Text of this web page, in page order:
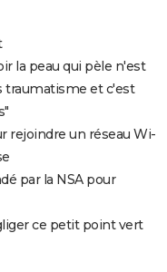
la peau qui pèle n'est
traumatisme et c'est
rejoindre un réseau Wi-
par la NSA pour
ce petit point vert